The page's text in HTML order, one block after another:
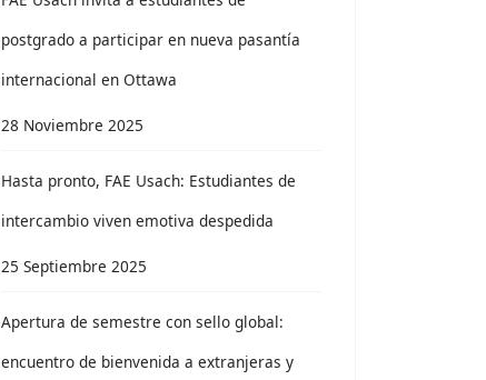
postgrado a participar en nueva pasantía
internacional en Ottawa
28 Noviembre 2025
Hasta pronto, FAE Usach: Estudiantes de
intercambio viven emotiva despedida
25 Septiembre 2025
Apertura de semestre con sello global:
encuentro de bienvenida a extranjeras y